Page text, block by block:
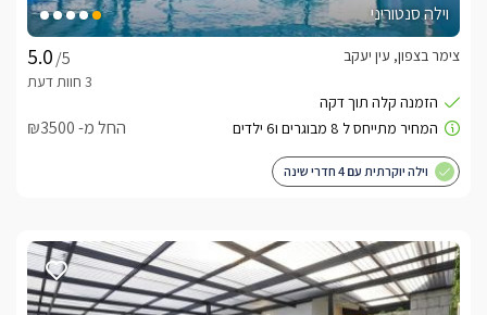
וילה סנטוריני
/5
צימר בצפון, עין יעקב
החל מ- ₪3500
וילה יוקרתית עם 4 חדרי שינה